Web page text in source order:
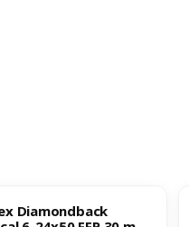
Diamondback